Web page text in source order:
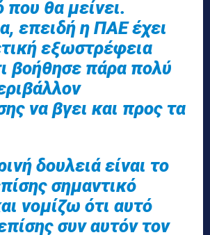
που θα μείνει.
επειδή η ΠΑΕ έχει
εξωστρέφεια
βοήθησε πάρα πολύ
να βγει και προς τα
δουλειά είναι το
σημαντικό
νομίζω ότι αυτό
συν αυτόν τον